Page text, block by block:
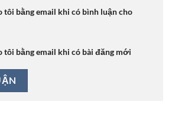
tôi bằng email khi có bình luận cho
tôi bằng email khi có bài đăng mới